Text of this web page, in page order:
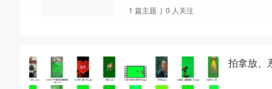
1 篇主题 | 0 人关注
拍拿放、